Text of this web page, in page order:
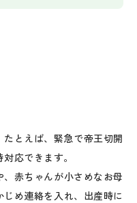
とえば、緊急で帝王切開
応できます。
赤ちゃんが小さめなお母
め連絡を入れ、出産時に